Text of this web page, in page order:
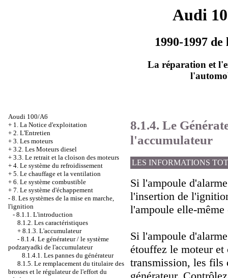
Audi
1990-1997
La réparation et
Aoudi 100/A6
+ 1. La Notice d'exploitation
+ 2. L'Entretien
+ 3. Les moteurs
+ 3.2. Les Moteurs diesel
+ 3.3. Le retrait et la cloison des moteurs
+ 4. Le système du refroidissement
+ 5. Le chauffage et la ventilation
+ 6. Le système combustible
+ 7. Le système d'échappement
- 8. Les systèmes de la mise en marche,
l'ignition
- 8.1.1. L'introduction
8.1.2. Les caractéristiques
+ 8.1.3. L'accumulateur
- 8.1.4. Le générateur / le système
podzaryadki de l'accumulateur
8.1.4.1. Les pannes du générateur
8.1.5. Le remplacement du titulaire des
brosses et le régulateur de l'effort du
8.1.4. Le
l'accumulateur
LES INFORMATIONS
Si l'ampoule
l'insertion de
l'ampoule elle-même
Si l'ampoule
étouffez le moteur
transmission, les fils